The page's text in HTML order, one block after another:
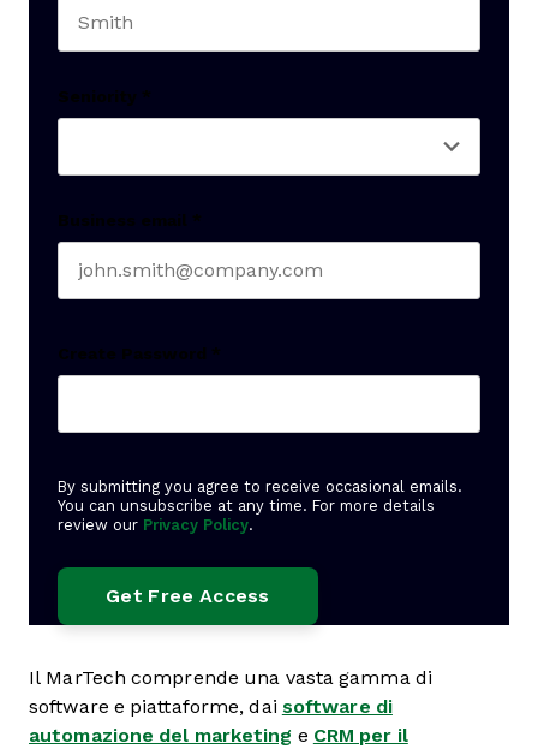
Seniority *
Business email *
Create Password *
By submitting you agree to receive occasional emails.
You can unsubscribe at any time. For more details
review our Privacy Policy.
Il MarTech comprende una vasta gamma di
software e piattaforme, dai software di
automazione del marketing e CRM per il